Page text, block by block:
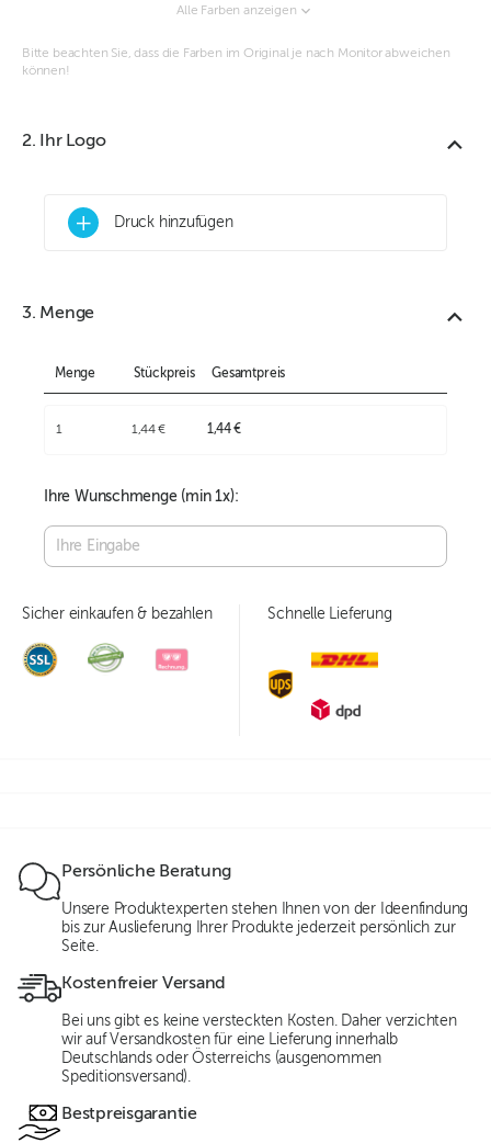
Alle Farben anzeigen
Bitte beachten Sie, dass die Farben im Original je nach Monitor abweichen
können!
2. Ihr Logo
+ Druck hinzufügen
3. Menge
Menge Stückpreis Gesamtpreis
1 1,44 € 1,44 €
Ihre Wunschmenge (min1x):
Sicher einkaufen & bezahlen Schnelle Lieferung
Persönliche Beratung
Unsere Produktexperten stehen Ihnen von der Ideenfindung
bis zur Auslieferung Ihrer Produkte jederzeit persönlich zur
Seite.
Kostenfreier Versand
Bei uns gibt es keine versteckten Kosten. Daher verzichten
wir auf Versandkosten für eine Lieferung innerhalb
Deutschlands oder Österreichs (ausgenommen
Speditionsversand).
Bestpreisgarantie